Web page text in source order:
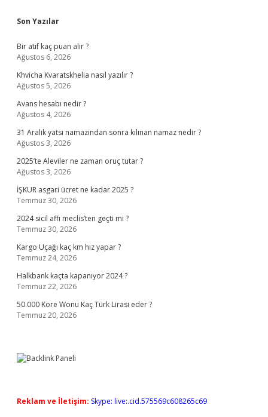
Sidebar
Son Yazılar
Bir atıf kaç puan alır ?
Ağustos 6, 2026
Khvicha Kvaratskhelia nasıl yazılır ?
Ağustos 5, 2026
Avans hesabı nedir ?
Ağustos 4, 2026
31 Aralık yatsı namazından sonra kılınan namaz nedir ?
Ağustos 3, 2026
2025’te Aleviler ne zaman oruç tutar ?
Ağustos 3, 2026
İŞKUR asgari ücret ne kadar 2025 ?
Temmuz 30, 2026
2024 sicil affı meclis’ten geçti mi ?
Temmuz 30, 2026
Kargo Uçağı kaç km hız yapar ?
Temmuz 24, 2026
Halkbank kaçta kapanıyor 2024 ?
Temmuz 22, 2026
50.000 Kore Wonu Kaç Türk Lirası eder ?
Temmuz 20, 2026
Reklam ve İletişim: Skype: live:.cid.575569c608265c69